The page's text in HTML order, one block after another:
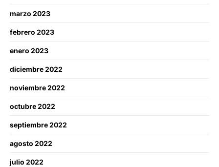
marzo 2023
febrero 2023
enero 2023
diciembre 2022
noviembre 2022
octubre 2022
septiembre 2022
agosto 2022
julio 2022